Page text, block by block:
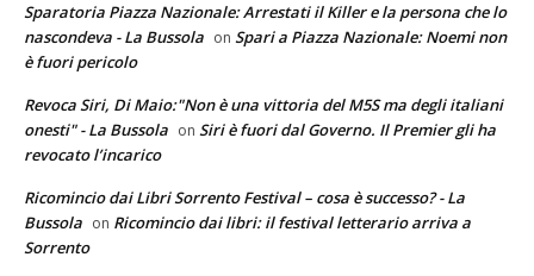
Sparatoria Piazza Nazionale: Arrestati il Killer e la persona che lo
nascondeva - La Bussola on Spari a Piazza Nazionale: Noemi non
è fuori pericolo
Revoca Siri, Di Maio:"Non è una vittoria del M5S ma degli italiani
onesti" - La Bussola on Siri è fuori dal Governo. Il Premier gli ha
revocato l’incarico
Ricomincio dai Libri Sorrento Festival – cosa è successo? - La
Bussola on Ricomincio dai libri: il festival letterario arriva a
Sorrento